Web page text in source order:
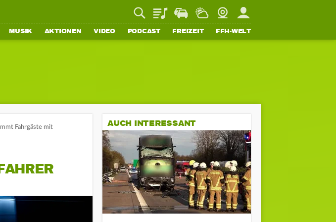
PlaylistStaupilotWetterWebcamMein FFH
MUSIK AKTIONEN VIDEO PODCAST FREIZEIT FFH-WELT
Fahrgäste mit
AUCH INTERESSANT